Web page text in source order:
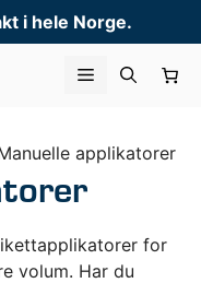
i hele Norge.
Meny
applikatorer
for
volum. Har du